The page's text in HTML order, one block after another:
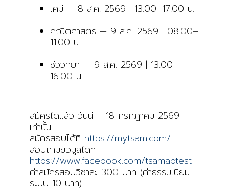
เคมี — 8 ส.ค. 2569 | 13.00–17.00 น.
คณิตศาสตร์ — 9 ส.ค. 2569 | 08.00–
11.00 น.
ชีววิทยา — 9 ส.ค. 2569 | 13.00–
16.00 น.
สมัครได้แล้ว วันนี้ – 18 กรกฎาคม 2569
เท่านั้น
สมัครสอบได้ที่ https://mytsam.com/
สอบถามข้อมูลได้ที่
https://www.facebook.com/tsamaptest
ค่าสมัครสอบวิชาละ 300 บาท (ค่าธรรมเนียม
ระบบ 10 บาท)